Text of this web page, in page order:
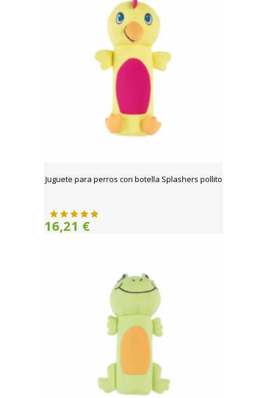
Juguete para perros con botella Splashers pollito
16,21 €